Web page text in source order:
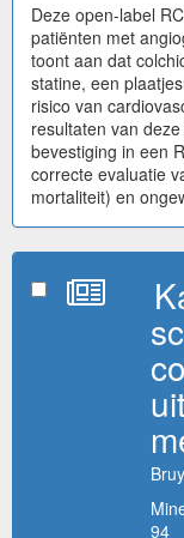
Deze open-label
patiënten met
toont aan dat
statine, een
risico van
resultaten van
bevestiging in een
correcte evaluatie
mortaliteit) en
94